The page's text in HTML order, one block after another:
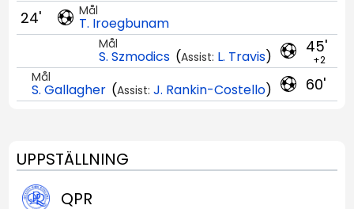
Mål
T. Iroegbunam
24'
45'
+2
Mål
S. Szmodics (Assist: L. Travis)
60'
Mål
S. Gallagher (Assist: J. Rankin-Costello)
UPPSTÄLLNING
QPR